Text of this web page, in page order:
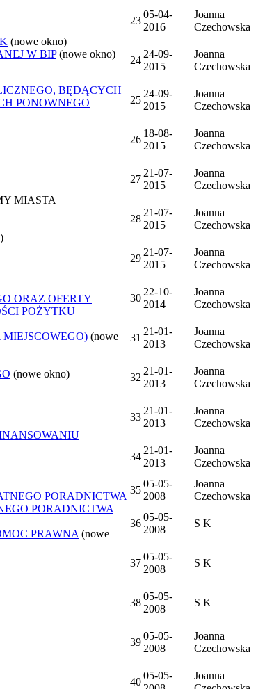
(nowe okno)
W BIP (nowe okno)
BĘDĄCYCH
PONOWNEGO
MIASTA
ORAZ OFERTY
POŻYTKU
(nowe
(nowe okno)
PORADNICTWA
PORADNICTWA
PRAWNA (nowe
23
05-04-
2016
Joanna
Czechowska
24
24-09-
2015
Joanna
Czechowska
25
24-09-
2015
Joanna
Czechowska
26
18-08-
2015
Joanna
Czechowska
27
21-07-
2015
Joanna
Czechowska
28
21-07-
2015
Joanna
Czechowska
29
21-07-
2015
Joanna
Czechowska
30
22-10-
2014
Joanna
Czechowska
31
21-01-
2013
Joanna
Czechowska
32
21-01-
2013
Joanna
Czechowska
33
21-01-
2013
Joanna
Czechowska
34
21-01-
2013
Joanna
Czechowska
35
05-05-
2008
Joanna
Czechowska
36
05-05-
2008
S K
37
05-05-
2008
S K
38
05-05-
2008
S K
39
05-05-
2008
Joanna
Czechowska
40
05-05-
Joanna